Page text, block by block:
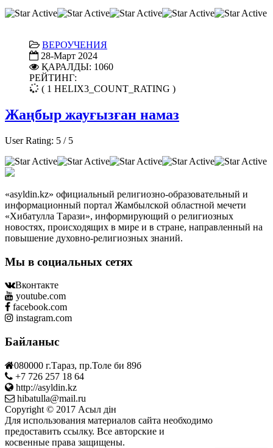
ВЕРОУЧЕНИЯ
28-Март 2024
ҚАРАЛДЫ: 1060
РЕЙТИНГ:
( 1 HELIX3_COUNT_RATING )
Жаңбыр жауғызған намаз
User Rating: 5 / 5
«asyldin.kz» официальный религиозно-образовательный и
информационный портал Жамбылской областной мечети
«Хибатулла Тарази», информирующий о религиозных
новостях, происходящих в мире и в стране, направленный на
повышение духовно-религиозных знаний.
Мы в социальных сетях
Вконтакте
youtube.com
facebook.com
instagram.com
Байланыс
080000 г.Тараз, пр.Толе би 89б
+7 726 257 18 64
http://asyldin.kz
hibatulla@mail.ru
Copyright © 2017 Асыл дін
Для использования материалов сайта необходимо
предоставить ссылку. Все авторские и
косвенные права защищены.